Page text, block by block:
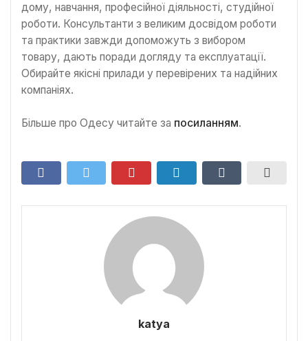
дому, навчання, професійної діяльності, студійної
роботи. Консультанти з великим досвідом роботи
та практики завжди допоможуть з вибором
товару, дають поради догляду та експлуатації.
Обирайте якісні прилади у перевірених та надійних
компаніях.
Більше про Одесу читайте за посиланням.
katya